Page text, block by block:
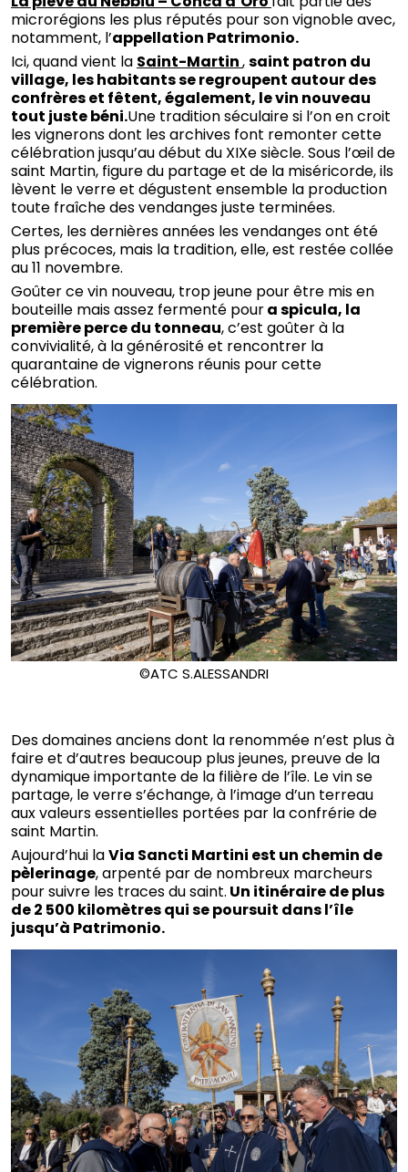
microrégions les plus réputés pour son vignoble avec,
notamment, l’appellation Patrimonio.
Ici, quand vient la Saint-Martin,saint patron du
village, les habitants se regroupent autour des
confrères et fêtent, également, le vin nouveau
tout juste béni.Une tradition séculaire si l’on en croit
les vignerons dont les archives font remonter cette
célébration jusqu’au début du XIXe siècle. Sous l’œil de
saint Martin, figure du partage et de la miséricorde, ils
lèvent le verre et dégustent ensemble la production
toute fraîche des vendanges juste terminées.
Certes, les dernières années les vendanges ont été
plus précoces, mais la tradition, elle, est restée collée
au 11 novembre.
Goûter ce vin nouveau, trop jeune pour être mis en
bouteille mais assez fermenté poura spicula, la
première perce du tonneau, c’est goûter à la
convivialité, à la générosité et rencontrer la
quarantaine de vignerons réunis pour cette
célébration.
©ATC S.ALESSANDRI
Des domaines anciens dont la renommée n’est plus à
faire et d’autres beaucoup plus jeunes, preuve de la
dynamique importante de la filière de l’île. Le vin se
partage, le verre s’échange, à l’image d’un terreau
aux valeurs essentielles portées par la confrérie de
saint Martin.
Aujourd’hui laVia Sancti Martini est un chemin de
pèlerinage, arpenté par de nombreux marcheurs
pour suivre les traces du saint. Un itinéraire de plus
de 2 500 kilomètres qui se poursuit dans l’île
jusqu’à Patrimonio.